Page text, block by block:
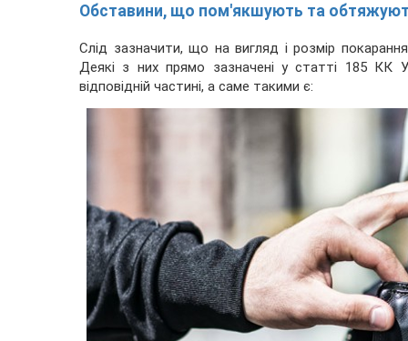
Обставини, що пом'якшують та
Слід зазначити, що на вигляд і розмір
Деякі з них прямо зазначені у статті 185 КК
відповідній частині, а саме такими є: